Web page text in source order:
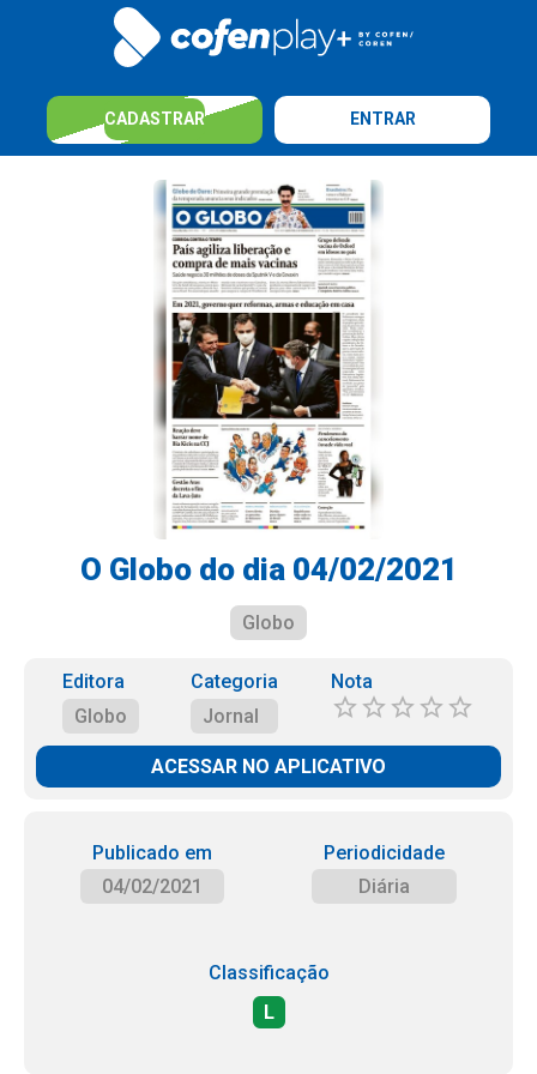
CADASTRAR ENTRAR
O Globo do dia 04/02/2021
Globo
Editora
Globo
Categoria
Jornal
Nota
ACESSAR NO APLICATIVO
Publicado em
04/02/2021
Periodicidade
Diária
Classificação
L